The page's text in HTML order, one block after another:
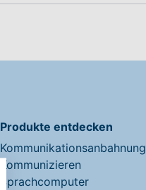
Produkte entdecken
Kommunikationsanbahnung
Kommunizieren
Sprachcomputer